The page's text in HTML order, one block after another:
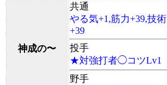
神成の〜
共通
やる気+1,筋力+39,技術
+39
投手
★対強打者◯コツLv1
野手